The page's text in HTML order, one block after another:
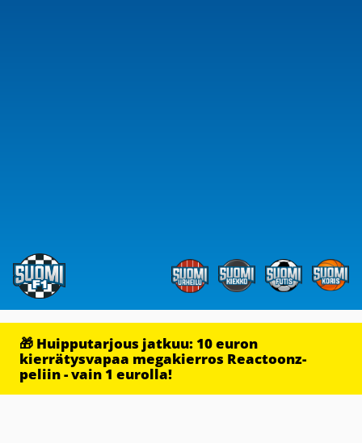
🎁 Huipputarjous jatkuu: 10 euron
kierrätysvapaa megakierros Reactoonz-
peliin - vain 1 eurolla!